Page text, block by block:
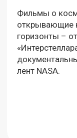
Фильмы о
открывающие
горизонты – от
лент NASA.